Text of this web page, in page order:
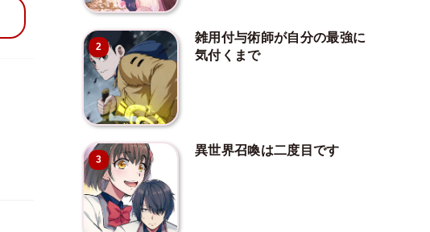
2
雑用付与術師が自分の最強に
気付くまで
3
異世界召喚は二度目です